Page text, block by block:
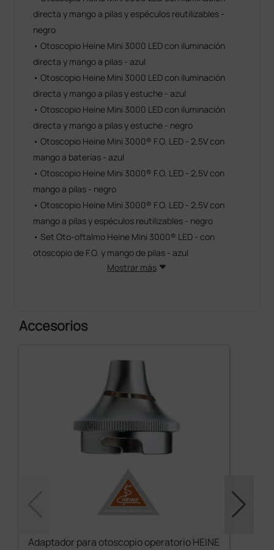
directa y mango a pilas y espéculos reutilizables -
negro
• Otoscopio Heine Mini 3000 LED con iluminación
directa y mango a pilas - azul
• Otoscopio Heine Mini 3000 LED con iluminación
directa y mango a pilas y estuche - azul
• Otoscopio Heine Mini 3000 LED con iluminación
directa y mango a pilas y estuche - negro
• Otoscopio Heine Mini 3000® F.O. LED - 2,5V con
mango a baterías - azul
• Otoscopio Heine Mini 3000® F.O. LED - 2,5V con
mango a pilas - negro
• Otoscopio Heine Mini 3000® F.O. LED - 2,5V con
mango a pilas y espéculos reutilizables - negro
• Set Oto-oftalmo Heine Mini 3000® LED - con
otoscopio de F.O. y mango de pilas - azul
Mostrar más
Accesorios
Adaptador para otoscopio operatorio HEINE